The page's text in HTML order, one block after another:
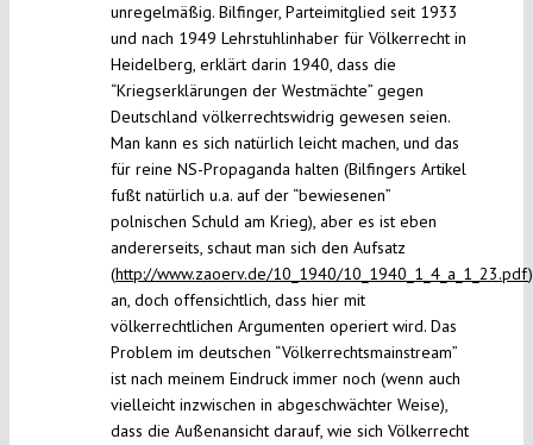
unregelmäßig. Bilfinger, Parteimitglied seit 1933
und nach 1949 Lehrstuhlinhaber für Völkerrecht in
Heidelberg, erklärt darin 1940, dass die
“Kriegserklärungen der Westmächte” gegen
Deutschland völkerrechtswidrig gewesen seien.
Man kann es sich natürlich leicht machen, und das
für reine NS-Propaganda halten (Bilfingers Artikel
fußt natürlich u.a. auf der “bewiesenen”
polnischen Schuld am Krieg), aber es ist eben
andererseits, schaut man sich den Aufsatz
(http://www.zaoerv.de/10_1940/10_1940_1_4_a_1_23.pdf)
an, doch offensichtlich, dass hier mit
völkerrechtlichen Argumenten operiert wird. Das
Problem im deutschen “Völkerrechtsmainstream”
ist nach meinem Eindruck immer noch (wenn auch
vielleicht inzwischen in abgeschwächter Weise),
dass die Außenansicht darauf, wie sich Völkerrecht